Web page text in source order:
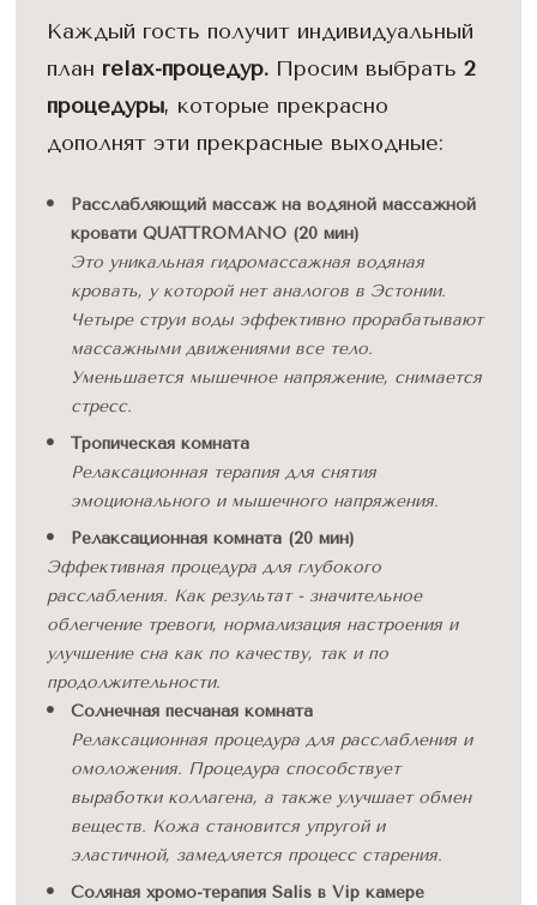
Каждый гость получит индивидуальный
план relax-процедур. Просим выбрать 2
процедуры, которые прекрасно
дополнят эти прекрасные выходные:
Расслабляющий массаж на водяной массажной
кровати QUATTROMANO (20 мин)
Это уникальная гидромассажная водяная
кровать, у которой нет аналогов в Эстонии.
Четыре струи воды эффективно прорабатывают
массажными движениями все тело.
Уменьшается мышечное напряжение, снимается
стресс.
Тропическая комната
Релаксационная терапия для снятия
эмоционального и мышечного напряжения.
Релаксационная комната (20 мин)
Эффективная процедура для глубокого
расслабления. Как результат - значительное
облегчение тревоги, нормализация настроения и
улучшение сна как по качеству, так и по
продолжительности.
Солнечная песчаная комната
Релаксационная процедура для расслабления и
омоложения. Процедура способствует
выработки коллагена, а также улучшает обмен
веществ. Кожа становится упругой и
эластичной, замедляется процесс старения.
Соляная хромо-терапия Salis в Vip камере